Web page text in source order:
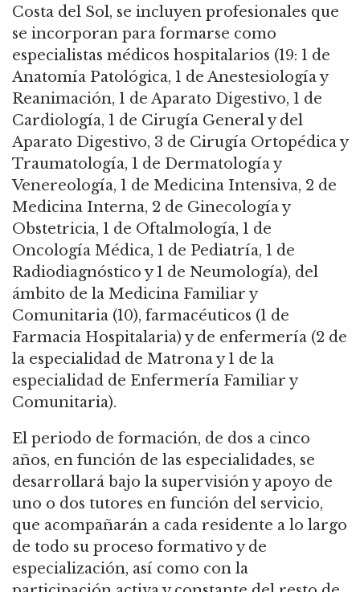
Costa del Sol, se incluyen profesionales que
se incorporan para formarse como
especialistas médicos hospitalarios (19: 1 de
Anatomía Patológica, 1 de Anestesiología y
Reanimación, 1 de Aparato Digestivo, 1 de
Cardiología, 1 de Cirugía General y del
Aparato Digestivo, 3 de Cirugía Ortopédica y
Traumatología, 1 de Dermatología y
Venereología, 1 de Medicina Intensiva, 2 de
Medicina Interna, 2 de Ginecología y
Obstetricia, 1 de Oftalmología, 1 de
Oncología Médica, 1 de Pediatría, 1 de
Radiodiagnóstico y 1 de Neumología), del
ámbito de la Medicina Familiar y
Comunitaria (10), farmacéuticos (1 de
Farmacia Hospitalaria) y de enfermería (2 de
la especialidad de Matrona y 1 de la
especialidad de Enfermería Familiar y
Comunitaria).
El periodo de formación, de dos a cinco
años, en función de las especialidades, se
desarrollará bajo la supervisión y apoyo de
uno o dos tutores en función del servicio,
que acompañarán a cada residente a lo largo
de todo su proceso formativo y de
especialización, así como con la